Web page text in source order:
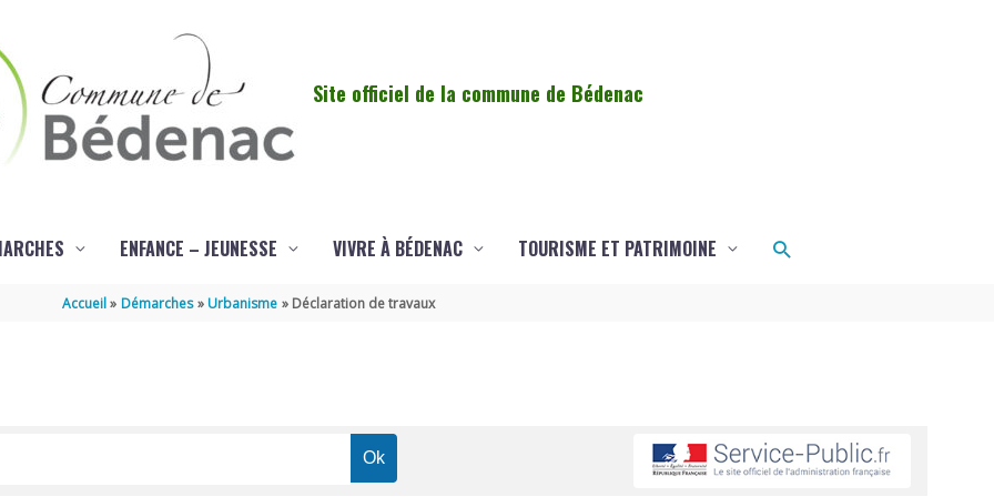
Site officiel de la commune de Bédenac
ENFANCE – JEUNESSE VIVRE À BÉDENAC TOURISME ET PATRIMOINE Rechercher
Accueil Démarches Urbanisme Déclaration de travaux